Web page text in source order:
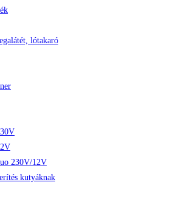
lótakaró
230V/12V
kutyáknak